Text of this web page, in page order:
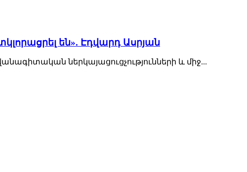
են». Էդվարդ Ասրյան
ներկայացուցչությունների և միջ...